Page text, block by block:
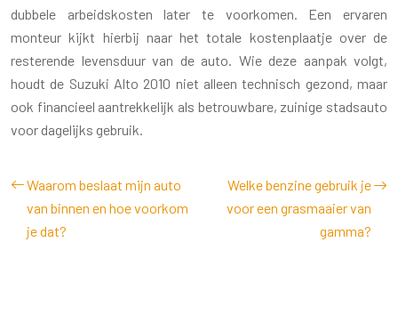
dubbele arbeidskosten later te voorkomen. Een ervaren
monteur kijkt hierbij naar het totale kostenplaatje over de
resterende levensduur van de auto. Wie deze aanpak volgt,
houdt de Suzuki Alto 2010 niet alleen technisch gezond, maar
ook financieel aantrekkelijk als betrouwbare, zuinige stadsauto
voor dagelijks gebruik.
Waarom beslaat mijn auto
van binnen en hoe voorkom
je dat?
Welke benzine gebruik je
voor een grasmaaier van
gamma?